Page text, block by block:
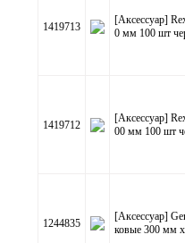
1419713
[Аксессуар]
0 мм 100 шт
1419712
[Аксессуар]
00 мм 100 шт
1244835
[Аксессуар]
ковые 300 мм